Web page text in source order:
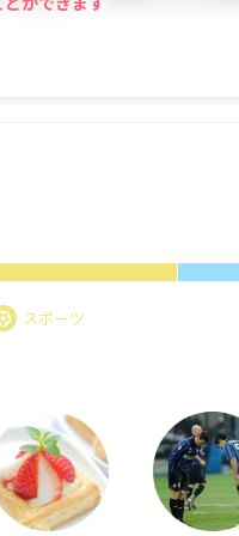
スポーツ